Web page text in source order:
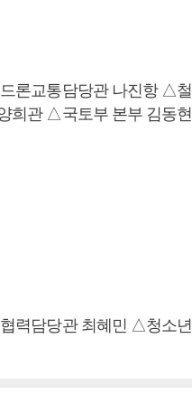
론교통담당관 나진항 △
희관 △국토부 본부 김동현
력담당관 최혜민 △청소